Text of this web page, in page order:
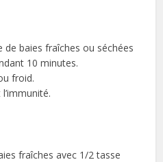
de baies fraîches ou séchées
10 minutes.
froid.
fraîches avec 1/2 tasse